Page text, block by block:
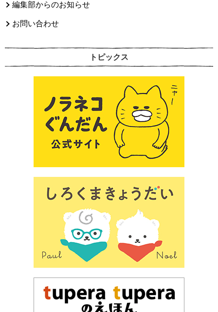
編集部からのお知らせ
お問い合わせ
トピックス